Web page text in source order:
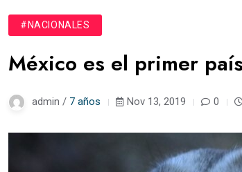
#NACIONALES
México es el primer
admin / 7 años Nov 13, 2019 0